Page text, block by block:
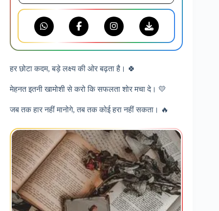
हर छोटा कदम, बड़े लक्ष्य की ओर बढ़ता है। 🍀
मेहनत इतनी खामोशी से करो कि सफलता शोर मचा दे। 💛
जब तक हार नहीं मानोगे, तब तक कोई हरा नहीं सकता। 🔥